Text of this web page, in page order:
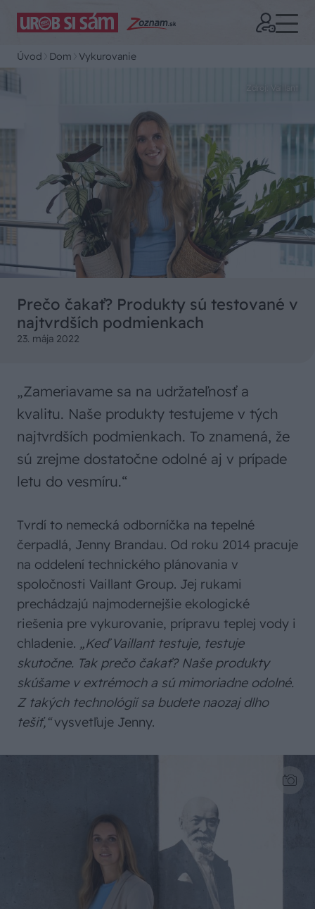
Úvod Dom Vykurovanie
Prečo čakať? Produkty sú testované v
najtvrdších podmienkach
23. mája 2022
„Zameriavame sa na udržateľnosť a
kvalitu. Naše produkty testujeme v tých
najtvrdších podmienkach. To znamená, že
sú zrejme dostatočne odolné aj v prípade
letu do vesmíru.“
Tvrdí to nemecká odborníčka na tepelné
čerpadlá, Jenny Brandau. Od roku 2014 pracuje
na oddelení technického plánovania v
spoločnosti Vaillant Group. Jej rukami
prechádzajú najmodernejšie ekologické
riešenia pre vykurovanie, prípravu teplej vody i
chladenie. „Keď Vaillant testuje, testuje
skutočne. Tak prečo čakať? Naše produkty
skúšame v extrémoch a sú mimoriadne odolné.
Z takých technológií sa budete naozaj dlho
tešiť,“vysvetľuje Jenny.